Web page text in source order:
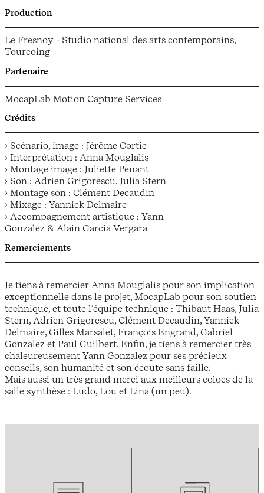
Production
Le Fresnoy - Studio national des arts contemporains,
Tourcoing
Partenaire
MocapLab Motion Capture Services
Crédits
› Scénario, image : Jérôme Cortie
› Interprétation : Anna Mouglalis
› Montage image : Juliette Penant
› Son : Adrien Grigorescu, Julia Stern
› Montage son : Clément Decaudin
› Mixage : Yannick Delmaire
› Accompagnement artistique : Yann
Gonzalez & Alain Garcia Vergara
Remerciements
Je tiens à remercier Anna Mouglalis pour son implication
exceptionnelle dans le projet, MocapLab pour son soutien
technique, et toute l’équipe technique : Thibaut Haas, Julia
Stern, Adrien Grigorescu, Clément Decaudin, Yannick
Delmaire, Gilles Marsalet, François Engrand, Gabriel
Gonzalez et Paul Guilbert. Enfin, je tiens à remercier très
chaleureusement Yann Gonzalez pour ses précieux
conseils, son humanité et son écoute sans faille.
Mais aussi un très grand merci aux meilleurs colocs de la
salle synthèse : Ludo, Lou et Lina (un peu).